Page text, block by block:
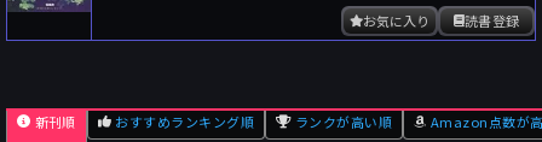
読書登録
お気に入り
新刊順 おすすめランキング順 ランクが高い順 Amazon点数が